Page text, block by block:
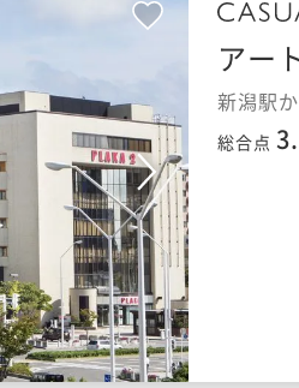
アー
新潟駅
総合点